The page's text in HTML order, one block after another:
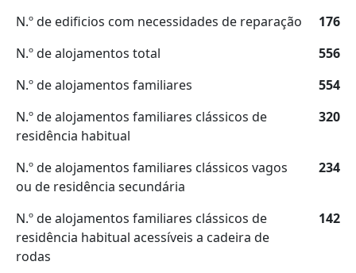
N.º de edificios com necessidades de reparação
176
N.º de alojamentos total
556
N.º de alojamentos familiares
554
N.º de alojamentos familiares clássicos de
residência habitual
320
N.º de alojamentos familiares clássicos vagos
ou de residência secundária
234
N.º de alojamentos familiares clássicos de
residência habitual acessíveis a cadeira de
rodas
142